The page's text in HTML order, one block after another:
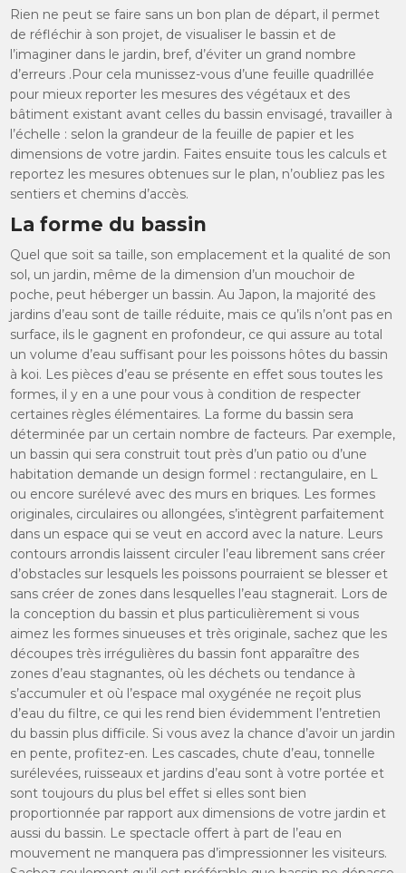
Rien ne peut se faire sans un bon plan de départ, il permet
de réfléchir à son projet, de visualiser le bassin et de
l’imaginer dans le jardin, bref, d’éviter un grand nombre
d’erreurs .Pour cela munissez-vous d’une feuille quadrillée
pour mieux reporter les mesures des végétaux et des
bâtiment existant avant celles du bassin envisagé, travailler à
l’échelle : selon la grandeur de la feuille de papier et les
dimensions de votre jardin. Faites ensuite tous les calculs et
reportez les mesures obtenues sur le plan, n’oubliez pas les
sentiers et chemins d’accès.
La forme du bassin
Quel que soit sa taille, son emplacement et la qualité de son
sol, un jardin, même de la dimension d’un mouchoir de
poche, peut héberger un bassin. Au Japon, la majorité des
jardins d’eau sont de taille réduite, mais ce qu’ils n’ont pas en
surface, ils le gagnent en profondeur, ce qui assure au total
un volume d’eau suffisant pour les poissons hôtes du bassin
à koi. Les pièces d’eau se présente en effet sous toutes les
formes, il y en a une pour vous à condition de respecter
certaines règles élémentaires. La forme du bassin sera
déterminée par un certain nombre de facteurs. Par exemple,
un bassin qui sera construit tout près d’un patio ou d’une
habitation demande un design formel : rectangulaire, en L
ou encore surélevé avec des murs en briques. Les formes
originales, circulaires ou allongées, s’intègrent parfaitement
dans un espace qui se veut en accord avec la nature. Leurs
contours arrondis laissent circuler l’eau librement sans créer
d’obstacles sur lesquels les poissons pourraient se blesser et
sans créer de zones dans lesquelles l’eau stagnerait. Lors de
la conception du bassin et plus particulièrement si vous
aimez les formes sinueuses et très originale, sachez que les
découpes très irrégulières du bassin font apparaître des
zones d’eau stagnantes, où les déchets ou tendance à
s’accumuler et où l’espace mal oxygénée ne reçoit plus
d’eau du filtre, ce qui les rend bien évidemment l’entretien
du bassin plus difficile. Si vous avez la chance d’avoir un jardin
en pente, profitez-en. Les cascades, chute d’eau, tonnelle
surélevées, ruisseaux et jardins d’eau sont à votre portée et
sont toujours du plus bel effet si elles sont bien
proportionnée par rapport aux dimensions de votre jardin et
aussi du bassin. Le spectacle offert à part de l’eau en
mouvement ne manquera pas d’impressionner les visiteurs.